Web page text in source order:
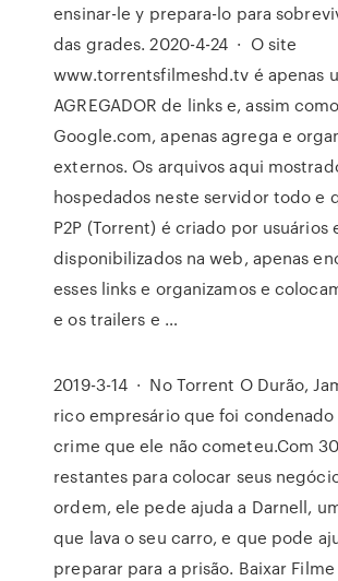
ensinar-le y prepara-lo para
das grades. 2020-4-24 · O site
www.torrentsfilmeshd.tv é apenas
AGREGADOR de links e, assim
Google.com, apenas agrega e
externos. Os arquivos aqui
hospedados neste servidor todo e
P2P (Torrent) é criado por usuários
disponibilizados na web, apenas
esses links e organizamos e
e os trailers e …
2019-3-14 · No Torrent O Durão,
rico empresário que foi
crime que ele não cometeu.Com
restantes para colocar seus
ordem, ele pede ajuda a Darnell,
que lava o seu carro, e que pode
preparar para a prisão. Baixar